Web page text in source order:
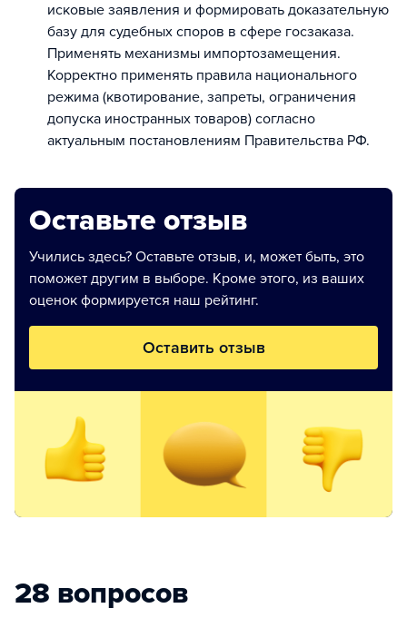
исковые заявления и формировать доказательную
базу для судебных споров в сфере госзаказа.
Применять механизмы импортозамещения.
Корректно применять правила национального
режима (квотирование, запреты, ограничения
допуска иностранных товаров) согласно
актуальным постановлениям Правительства РФ.
Оставьте отзыв
Учились здесь? Оставьте отзыв, и, может быть, это
поможет другим в выборе. Кроме этого, из ваших
оценок формируется наш рейтинг.
Оставить отзыв
28 вопросов